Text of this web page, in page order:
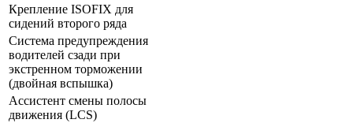
Крепление ISOFIX для
сидений второго ряда
Система предупреждения
водителей сзади при
экстренном торможении
(двойная вспышка)
Ассистент смены полосы
движения (LCS)